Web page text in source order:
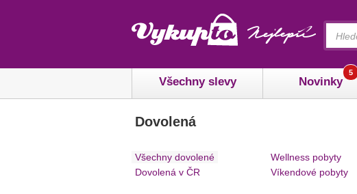
Všechny slevy Novinky
5
Dovolená
Všechny dovolené
Dovolená v ČR
Wellness pobyty
Víkendové pobyty